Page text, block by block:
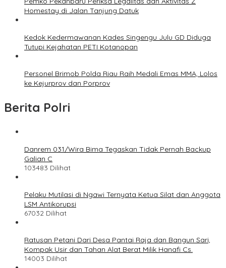
Homestay di Jalan Tanjung Datuk
Kedok Kedermawanan Kades Singengu Julu GD Diduga
Tutupi Kejahatan PETI Kotanopan
Personel Brimob Polda Riau Raih Medali Emas MMA, Lolos
ke Kejurprov dan Porprov
Berita Polri
Danrem 031/Wira Bima Tegaskan Tidak Pernah Backup
Galian C
103483 Dilihat
Pelaku Mutilasi di Ngawi Ternyata Ketua Silat dan Anggota
LSM Antikorupsi
67032 Dilihat
Ratusan Petani Dari Desa Pantai Raja dan Bangun Sari,
Kompak Usir dan Tahan Alat Berat Milik Hanafi Cs.
14003 Dilihat